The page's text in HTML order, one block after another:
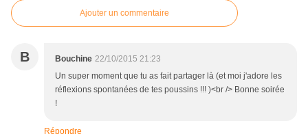
Ajouter un commentaire
B Bouchine 22/10/2015 21:23
Un super moment que tu as fait partager là (et moi j'adore les
réflexions spontanées de tes poussins !!! )<br /> Bonne soirée
!
Répondre